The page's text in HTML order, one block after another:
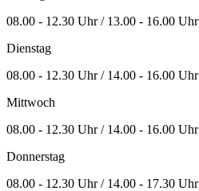
08.00 - 12.30 Uhr / 13.00 - 16.00 Uhr
Dienstag
08.00 - 12.30 Uhr / 14.00 - 16.00 Uhr
Mittwoch
08.00 - 12.30 Uhr / 14.00 - 16.00 Uhr
Donnerstag
08.00 - 12.30 Uhr / 14.00 - 17.30 Uhr